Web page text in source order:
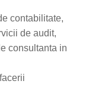
contabilitate,
de audit,
consultanta in